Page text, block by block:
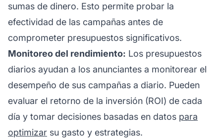
sumas de dinero. Esto permite probar la
efectividad de las campañas antes de
comprometer presupuestos significativos.
Monitoreo del rendimiento: Los presupuestos
diarios ayudan a los anunciantes a monitorear el
desempeño de sus campañas a diario. Pueden
evaluar el retorno de la inversión (ROI) de cada
día y tomar decisiones basadas en datos para
optimizar su gasto y estrategias.